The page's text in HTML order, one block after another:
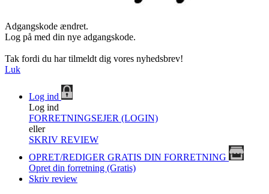
Adgangskode ændret.
Log på med din nye adgangskode.
Tak fordi du har tilmeldt dig vores nyhedsbrev!
Luk
Log ind
Log ind
FORRETNINGSEJER (LOGIN)
eller
SKRIV REVIEW
OPRET/REDIGER GRATIS DIN FORRETNING
Opret din forretning (Gratis)
Skriv review